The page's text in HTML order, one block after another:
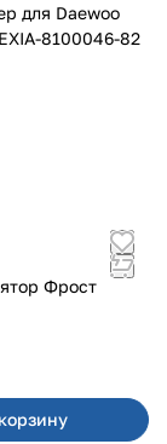
для Daewoo
8100046-82
Фрост